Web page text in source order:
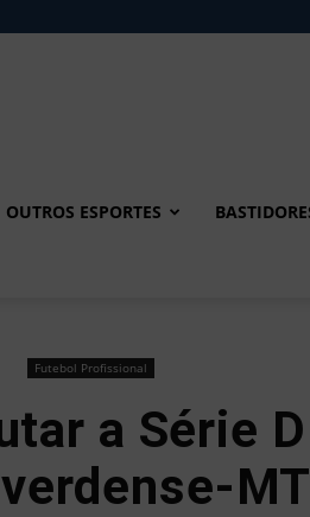
OUTROS ESPORTES
Futebol Profissional
a Série
MT